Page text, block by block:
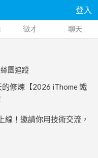
登入
徵才 聊天
團追蹤
修煉【2026 iThome 鐵
！邀請你用技術交流，